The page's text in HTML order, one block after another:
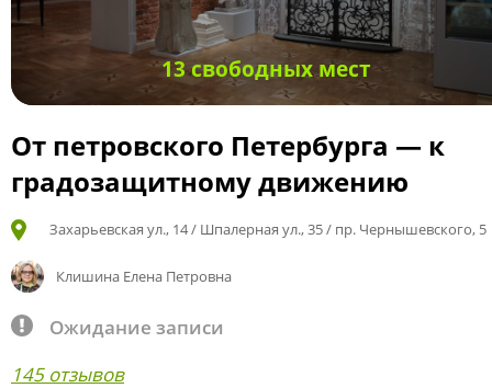
13 свободных мест
От петровского Петербурга — к
градозащитному движению
Захарьевская ул., 14 / Шпалерная ул., 35 / пр. Чернышевского, 5
Клишина Елена Петровна
Ожидание записи
145 отзывов